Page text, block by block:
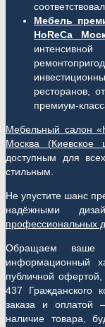
Мебель
HoReCa
ресторанов,
премиум-
Мебельный салон
Москва (
доступным для
стильным.
Не упустите шанс
надёжными
профессиональных
Обращаем ваше
информационный
публичной
437 Гражданского
заказа и оплатой
наличие товара,